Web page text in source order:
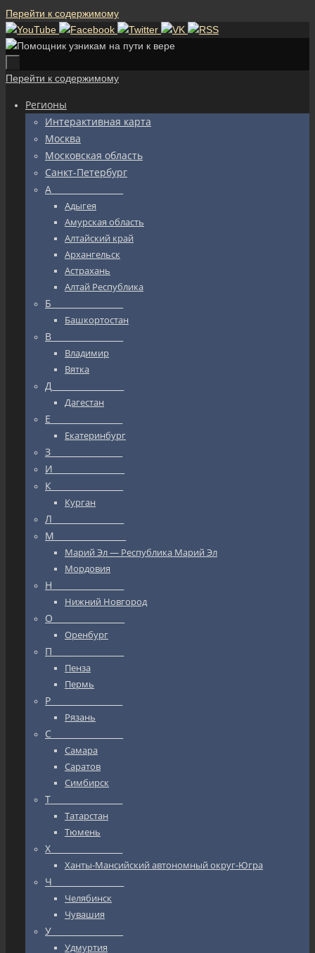
Перейти к содержимому
Перейти к содержимому
Регионы
Интерактивная карта
Москва
Московская область
Санкт-Петербург
А_________________
Адыгея
Амурская область
Алтайский край
Архангельск
Астрахань
Алтай Республика
Б_________________
Башкортостан
В_________________
Владимир
Вятка
Д_________________
Дагестан
Е_________________
Екатеринбург
З_________________
И_________________
К_________________
Курган
Л_________________
М_________________
Марий Эл — Республика Марий Эл
Мордовия
Н_________________
Нижний Новгород
О_________________
Оренбург
П_________________
Пенза
Пермь
Р_________________
Рязань
С_________________
Самара
Саратов
Симбирск
Т_________________
Татарстан
Тюмень
Х_________________
Ханты-Мансийский автономный округ-Югра
Ч_________________
Челябинск
Чувашия
У_________________
Удмуртия